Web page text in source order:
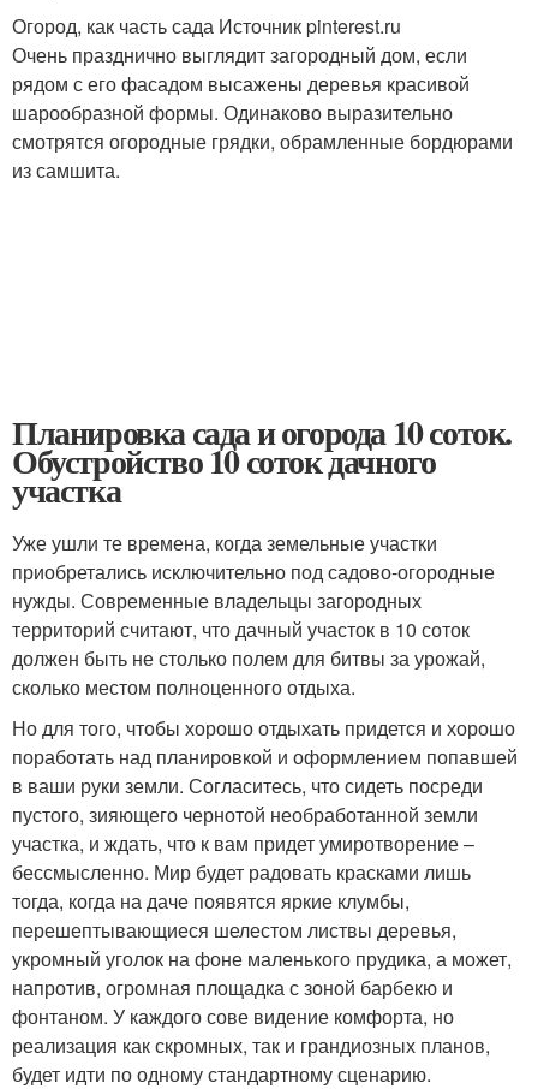
Огород, как часть сада Источник pinterest.ru
Очень празднично выглядит загородный дом, если
рядом с его фасадом высажены деревья красивой
шарообразной формы. Одинаково выразительно
смотрятся огородные грядки, обрамленные бордюрами
из самшита.
Планировка сада и огорода 10 соток.
Обустройство 10 соток дачного
участка
Уже ушли те времена, когда земельные участки
приобретались исключительно под садово-огородные
нужды. Современные владельцы загородных
территорий считают, что дачный участок в 10 соток
должен быть не столько полем для битвы за урожай,
сколько местом полноценного отдыха.
Но для того, чтобы хорошо отдыхать придется и хорошо
поработать над планировкой и оформлением попавшей
в ваши руки земли. Согласитесь, что сидеть посреди
пустого, зияющего чернотой необработанной земли
участка, и ждать, что к вам придет умиротворение –
бессмысленно. Мир будет радовать красками лишь
тогда, когда на даче появятся яркие клумбы,
перешептывающиеся шелестом листвы деревья,
укромный уголок на фоне маленького прудика, а может,
напротив, огромная площадка с зоной барбекю и
фонтаном. У каждого сове видение комфорта, но
реализация как скромных, так и грандиозных планов,
будет идти по одному стандартному сценарию.